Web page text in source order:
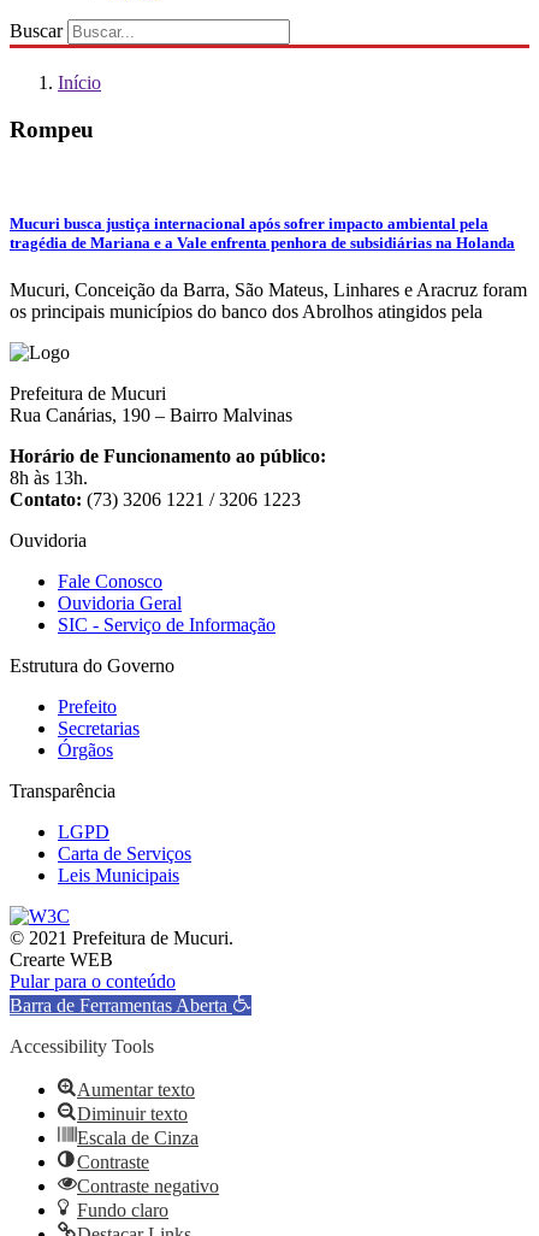
Buscar
Início
Rompeu
Mucuri busca justiça internacional após sofrer impacto ambiental pela
tragédia de Mariana e a Vale enfrenta penhora de subsidiárias na Holanda
Mucuri, Conceição da Barra, São Mateus, Linhares e Aracruz foram
os principais municípios do banco dos Abrolhos atingidos pela
Prefeitura de Mucuri
Rua Canárias, 190 – Bairro Malvinas
Horário de Funcionamento ao público:
8h às 13h.
Contato: (73) 3206 1221 / 3206 1223
Ouvidoria
Fale Conosco
Ouvidoria Geral
SIC - Serviço de Informação
Estrutura do Governo
Prefeito
Secretarias
Órgãos
Transparência
LGPD
Carta de Serviços
Leis Municipais
© 2021 Prefeitura de Mucuri.
Crearte WEB
Pular para o conteúdo
Barra de Ferramentas Aberta
Accessibility Tools
Aumentar texto
Diminuir texto
Escala de Cinza
Contraste
Contraste negativo
Fundo claro